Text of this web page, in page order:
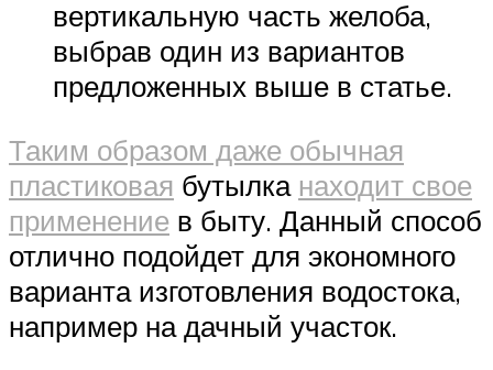
вертикальную часть желоба,
выбрав один из вариантов
предложенных выше в статье.
Таким образом даже обычная
пластиковая бутылка находит свое
применение в быту. Данный способ
отлично подойдет для экономного
варианта изготовления водостока,
например на дачный участок.